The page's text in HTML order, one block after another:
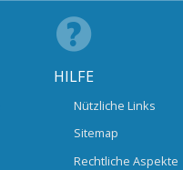
HILFE
Nützliche Links
Sitemap
Rechtliche Aspekte